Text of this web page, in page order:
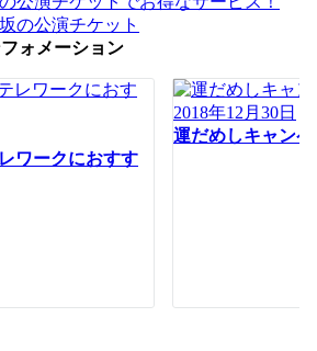
ォメーション
ワークにおすす
2018年12月30日
運だめしキャン